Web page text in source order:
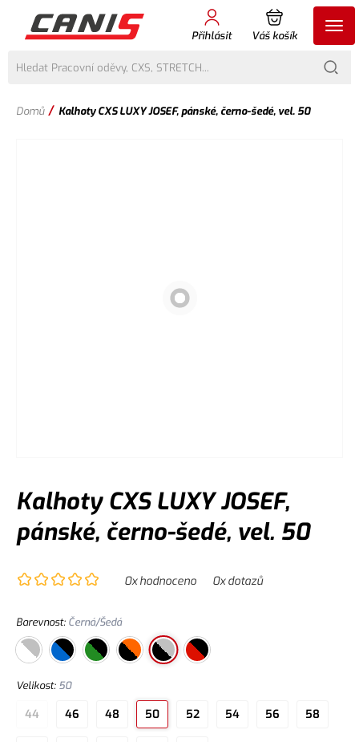
Přihlásit Váš košík
Domů / Kalhoty CXS LUXY JOSEF, pánské, černo-šedé, vel. 50
Kalhoty CXS LUXY JOSEF,
pánské, černo-šedé, vel. 50
0x hodnoceno 0x dotazů
Barevnost: Černá/Šedá
Velikost: 50
44 46 48 50 52 54 56 58